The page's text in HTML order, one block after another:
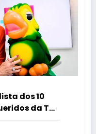
dos 10
da TV;